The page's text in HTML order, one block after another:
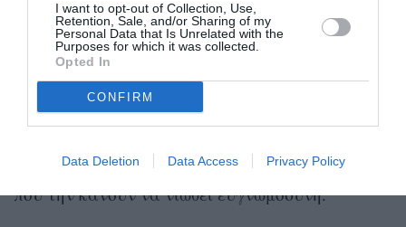
I want to opt-out of Collection, Use,
Retention, Sale, and/or Sharing of my
Personal Data that Is Unrelated with the
Purposes for which it was collected.
Opted In
CONFIRM
Data Deletion Data Access Privacy Policy
2026 xx».
Αυτές ήταν οι
πρώτες γιορτές
ανακοίνωση της από κοινού απόφασης
χωρισμού. Η Kidman ταξίδεψε στην Αυστραλία
της, εστιάζοντας στην οικογένεια και τις στιγμές
που την κάνουν να νιώθει ευγνωμοσύνη.